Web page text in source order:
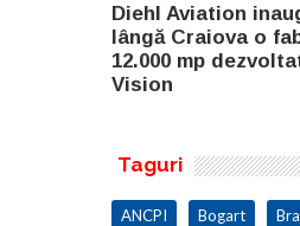
Diehl Aviation
lângă Craiova o
12.000 mp
Vision
Taguri
ANCPI Bogart